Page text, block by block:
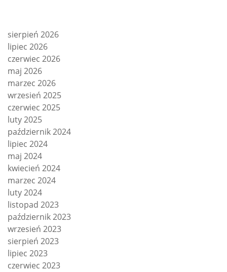
sierpień 2026
lipiec 2026
czerwiec 2026
maj 2026
marzec 2026
wrzesień 2025
czerwiec 2025
luty 2025
październik 2024
lipiec 2024
maj 2024
kwiecień 2024
marzec 2024
luty 2024
listopad 2023
październik 2023
wrzesień 2023
sierpień 2023
lipiec 2023
czerwiec 2023